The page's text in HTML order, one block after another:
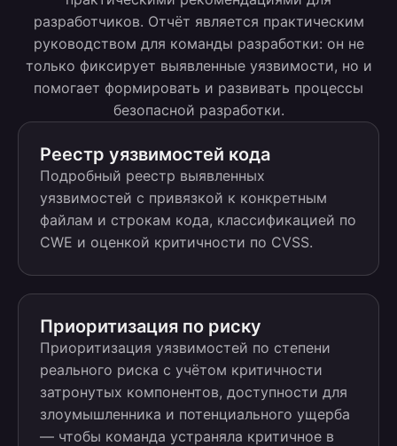
разработчиков. Отчёт является практическим
руководством для команды разработки: он не
только фиксирует выявленные уязвимости, но и
помогает формировать и развивать процессы
безопасной разработки.
Реестр уязвимостей кода
Подробный реестр выявленных
уязвимостей с привязкой к конкретным
файлам и строкам кода, классификацией по
CWE и оценкой критичности по CVSS.
Приоритизация по риску
Приоритизация уязвимостей по степени
реального риска с учётом критичности
затронутых компонентов, доступности для
злоумышленника и потенциального ущерба
— чтобы команда устраняла критичное в